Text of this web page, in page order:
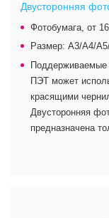
Двусторонняя
Фотобумага, от
Размер: A3/A4/
Поддерживаемые
ПЭТ может
красящими
Двусторонняя
предназначена